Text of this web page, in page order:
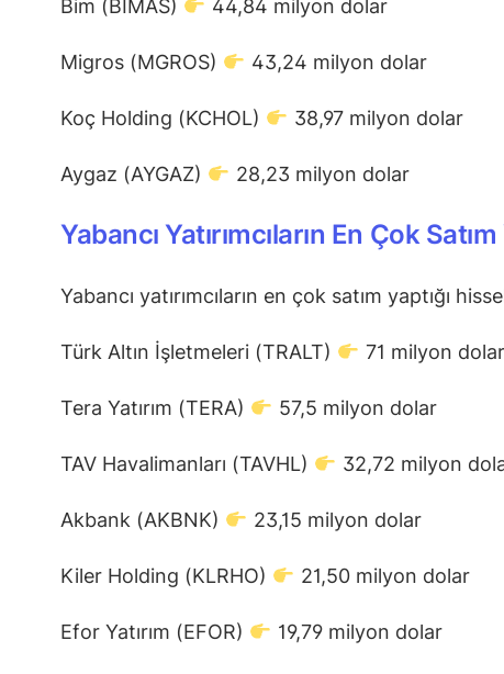
Bim (BIMAS) 44,84 milyon dolar
Migros (MGROS) 43,24 milyon dolar
Koç Holding (KCHOL) 38,97 milyon dolar
Aygaz (AYGAZ) 28,23 milyon dolar
Yabancı Yatırımcıların En Çok
Yabancı yatırımcıların en çok satım yaptığı
Türk Altın İşletmeleri (TRALT) 71 milyon dolar
Tera Yatırım (TERA) 57,5 milyon dolar
TAV Havalimanları (TAVHL) 32,72 milyon
Akbank (AKBNK) 23,15 milyon dolar
Kiler Holding (KLRHO) 21,50 milyon dolar
Efor Yatırım (EFOR) 19,79 milyon dolar